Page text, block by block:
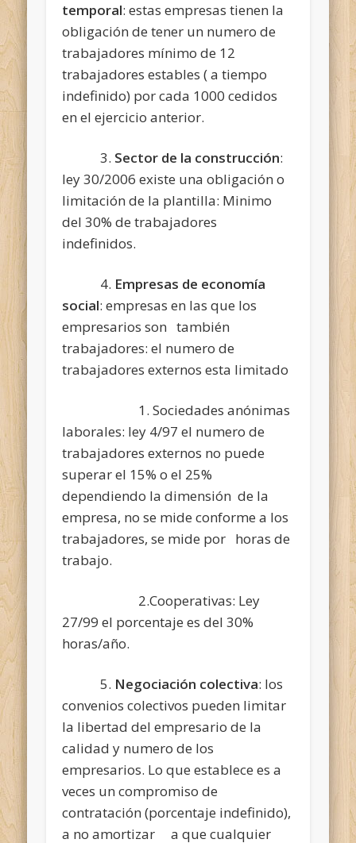
temporal: estas empresas tienen la
obligación de tener un numero de
trabajadores mínimo de 12
trabajadores estables ( a tiempo
indefinido) por cada 1000 cedidos
en el ejercicio anterior.
3. Sector de la construcción:
ley 30/2006 existe una obligación o
limitación de la plantilla: Minimo
del 30% de trabajadores
indefinidos.
4. Empresas de economía
social: empresas en las que los
empresarios son también
trabajadores: el numero de
trabajadores externos esta limitado
1. Sociedades anónimas
laborales: ley 4/97 el numero de
trabajadores externos no puede
superar el 15% o el 25%
dependiendo la dimensión de la
empresa, no se mide conforme a los
trabajadores, se mide por horas de
trabajo.
2.Cooperativas: Ley
27/99 el porcentaje es del 30%
horas/año.
5. Negociación colectiva: los
convenios colectivos pueden limitar
la libertad del empresario de la
calidad y numero de los
empresarios. Lo que establece es a
veces un compromiso de
contratación (porcentaje indefinido),
a no amortizar a que cualquier